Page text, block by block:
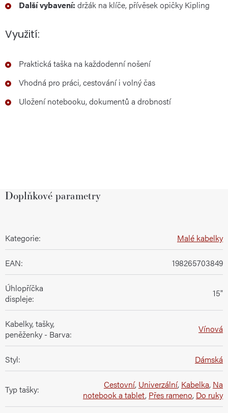
Další vybavení: držák na klíče, přívěsek opičky Kipling
Využití:
Praktická taška na každodenní nošení
Vhodná pro práci, cestování i volný čas
Uložení notebooku, dokumentů a drobností
Doplňkové parametry
Kategorie: Malé kabelky
EAN: 198265703849
Úhlopříčka
displeje: 15"
Kabelky, tašky,
peněženky - Barva: Vínová
Styl: Dámská
Typ tašky: Cestovní, Univerzální, Kabelka, Na
notebook a tablet, Přes rameno, Do ruky